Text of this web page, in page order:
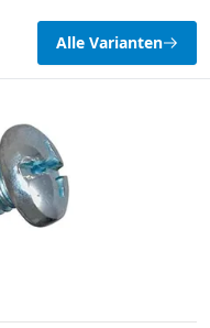
Alle Varianten